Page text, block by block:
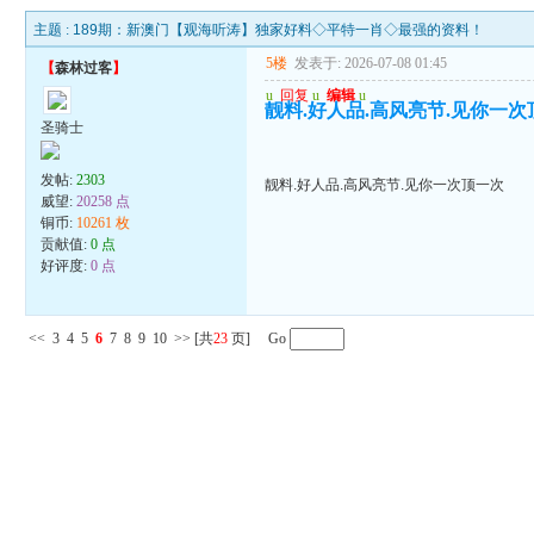
主题 : 189期：新澳门【观海听涛】独家好料◇平特一肖◇最强的资料！
【森林过客】
圣骑士
发帖:2303
威望:20258 点
铜币: 10261 枚
贡献值:0 点
好评度:0 点
5楼 发表于: 2026-07-08 01:45
u 回复 u 编辑 u
靓料.好人品.高风亮节.见你一次
靓料.好人品.高风亮节.见你一次顶一次
<< 3 4 5 6 7 8 9 10 >> [共23 页] Go